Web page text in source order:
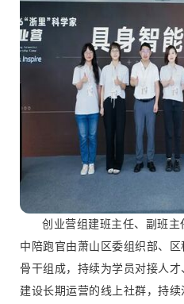
创业营组建班主任、副班
中陪跑官由萧山区委组织部、
骨干组成，持续为学员对接人
建设长期运营的线上社群，持